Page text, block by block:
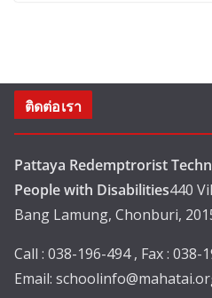
ติดต่อเรา
Pattaya Redemptrorist
People with Disabilities440
Bang Lamung, Chonburi,
Call : 038-196-494 , Fax : 038-
Email: